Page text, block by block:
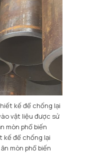
kế để chống lại
vật liệu được sử
mòn phổ biến
kế để chống lại
mòn phổ biến